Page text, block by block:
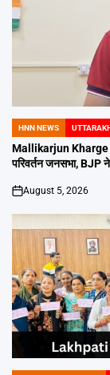
POSTED
IN
HNN NEWS
Mallikarjun Kharge
परिवर्तन जनसभा, BJP
on
August 5, 2026